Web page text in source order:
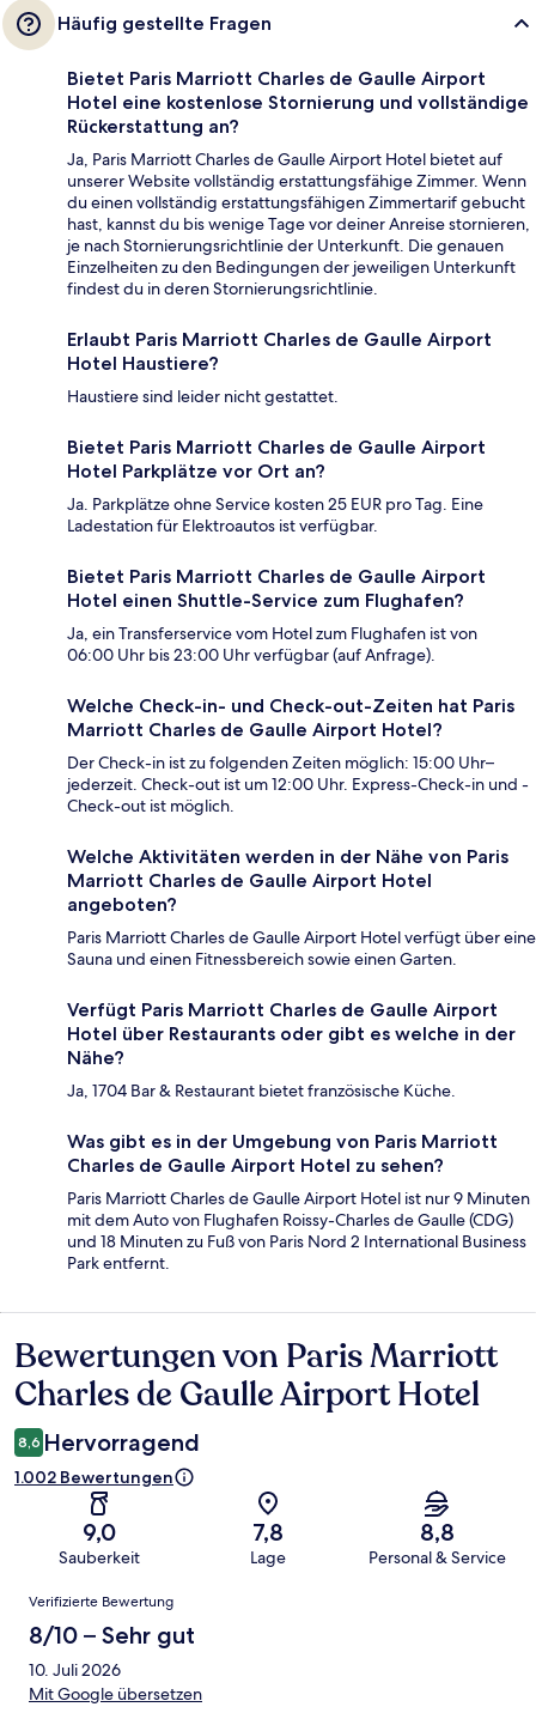
Häufig gestellte Fragen
Bietet Paris Marriott Charles de Gaulle Airport
Hotel eine kostenlose Stornierung und vollständige
Rückerstattung an?
Ja, Paris Marriott Charles de Gaulle Airport Hotel bietet auf
unserer Website vollständig erstattungsfähige Zimmer. Wenn
du einen vollständig erstattungsfähigen Zimmertarif gebucht
hast, kannst du bis wenige Tage vor deiner Anreise stornieren,
je nach Stornierungsrichtlinie der Unterkunft. Die genauen
Einzelheiten zu den Bedingungen der jeweiligen Unterkunft
findest du in deren Stornierungsrichtlinie.
Erlaubt Paris Marriott Charles de Gaulle Airport
Hotel Haustiere?
Haustiere sind leider nicht gestattet.
Bietet Paris Marriott Charles de Gaulle Airport
Hotel Parkplätze vor Ort an?
Ja. Parkplätze ohne Service kosten 25 EUR pro Tag. Eine
Ladestation für Elektroautos ist verfügbar.
Bietet Paris Marriott Charles de Gaulle Airport
Hotel einen Shuttle-Service zum Flughafen?
Ja, ein Transferservice vom Hotel zum Flughafen ist von
06:00 Uhr bis 23:00 Uhr verfügbar (auf Anfrage).
Welche Check-in- und Check-out-Zeiten hat Paris
Marriott Charles de Gaulle Airport Hotel?
Der Check-in ist zu folgenden Zeiten möglich: 15:00 Uhr–
jederzeit. Check-out ist um 12:00 Uhr. Express-Check-in und -
Check-out ist möglich.
Welche Aktivitäten werden in der Nähe von Paris
Marriott Charles de Gaulle Airport Hotel
angeboten?
Paris Marriott Charles de Gaulle Airport Hotel verfügt über eine
Sauna und einen Fitnessbereich sowie einen Garten.
Verfügt Paris Marriott Charles de Gaulle Airport
Hotel über Restaurants oder gibt es welche in der
Nähe?
Ja, 1704 Bar & Restaurant bietet französische Küche.
Was gibt es in der Umgebung von Paris Marriott
Charles de Gaulle Airport Hotel zu sehen?
Paris Marriott Charles de Gaulle Airport Hotel ist nur 9 Minuten
mit dem Auto von Flughafen Roissy-Charles de Gaulle (CDG)
und 18 Minuten zu Fuß von Paris Nord 2 International Business
Park entfernt.
Bewertungen
Bewertungen von Paris Marriott
Charles de Gaulle Airport Hotel
8,6 Hervorragend
1.002 Bewertungen
9,0
Sauberkeit
7,8
Lage
8,8
Personal & Service
Bewertungen
Verifizierte Bewertung
8/10 – Sehr gut
10. Juli 2026
Mit Google übersetzen